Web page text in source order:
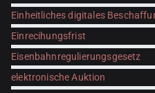
Einheitliches digitales
Einrecihungsfrist
Eisenbahnregulierungsgesetz
elektronische Auktion